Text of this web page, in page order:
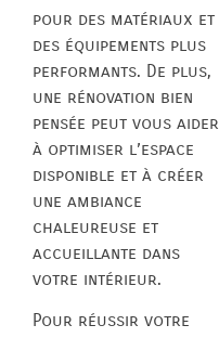
pour des matériaux et
des équipements plus
performants. De plus,
une rénovation bien
pensée peut vous aider
à optimiser l’espace
disponible et à créer
une ambiance
chaleureuse et
accueillante dans
votre intérieur.
Pour réussir votre